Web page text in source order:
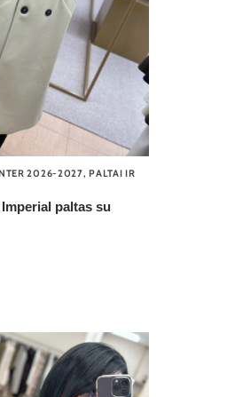
2026-2027,PALTAI IR
paltas su